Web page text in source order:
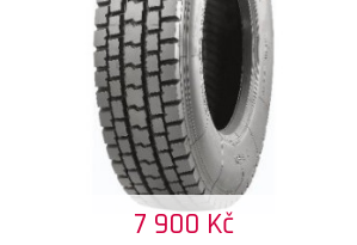
7 900 Kč
DETAIL